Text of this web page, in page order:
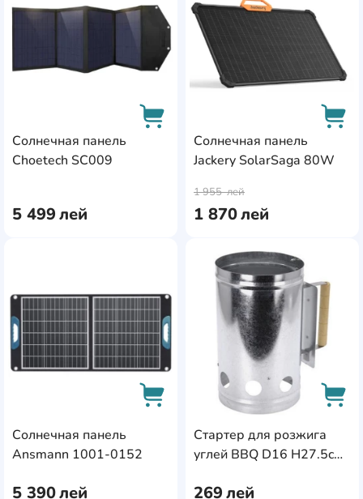
Солнечная панель
Choetech SC009
5 499лей
Солнечная панель
Jackery SolarSaga 80W
1 870лей
1 955лей
Солнечная панель
Ansmann 1001-0152
5 390лей
AddCardToFavourite
AddCardToCart
Стартер для розжига
углей BBQ D16 H27.5cm
269лей